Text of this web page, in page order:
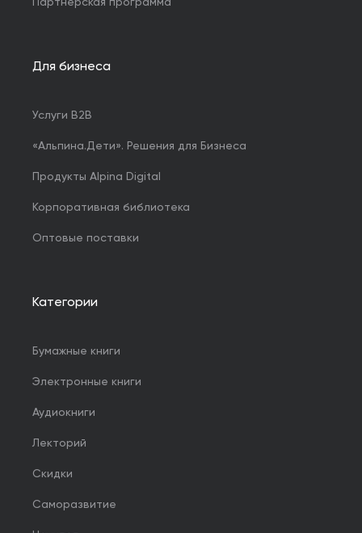
Партнерская программа
Для бизнеса
Услуги B2B
«Альпина.Дети». Решения для Бизнеса
Продукты Alpina Digital
Корпоративная библиотека
Оптовые поставки
Категории
Бумажные книги
Электронные книги
Аудиокниги
Лекторий
Скидки
Саморазвитие